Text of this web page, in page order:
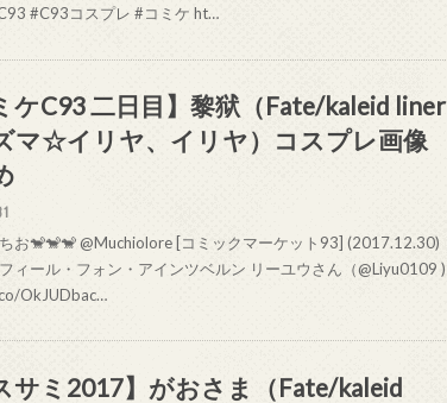
#C93コスプレ #コミケ ht…
ケC93 二日目】黎狱（Fate/kaleid liner
マ☆イリヤ、イリヤ）コスプレ画像
お🐒🐒🐒 @Muchiolore [コミックマーケット93] (2017.12.30)
ィール・フォン・アインツベルン リーユウさん（@Liyu0109 )
OkJUDbac…
サミ2017】がおさま（Fate/kaleid